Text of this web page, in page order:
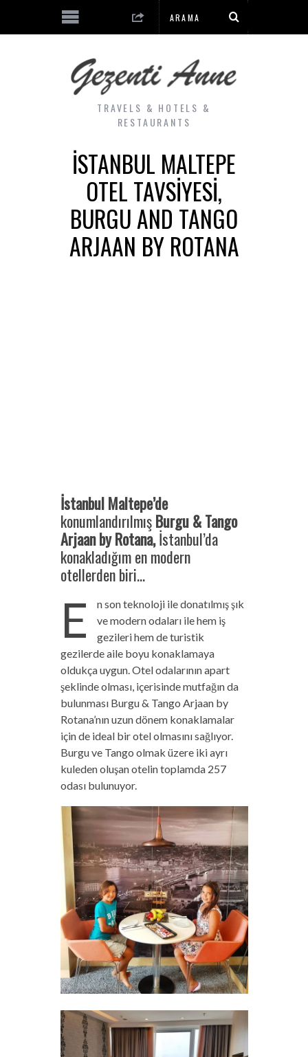
TRAVELS & HOTELS &
RESTAURANTS
İSTANBUL MALTEPE
OTEL TAVSIYESI,
BURGU AND TANGO
ARJAAN BY ROTANA
İstanbul Maltepe’de
konumlandırılmışBurgu & Tango
Arjaanby Rotana,İstanbul’da
konakladığım en modern
otellerden biri…
E
n son teknoloji ile donatılmış şık
ve modern odaları ile hem iş
gezileri hem de turistik
gezilerde aile boyu konaklamaya
oldukça uygun. Otel odalarının apart
şeklinde olması, içerisinde mutfağın da
bulunması Burgu & Tango Arjaan by
Rotana’nın uzun dönem konaklamalar
için de ideal bir otel olmasını sağlıyor.
Burgu ve Tango olmak üzere iki ayrı
kuleden oluşan otelin toplamda 257
odası bulunuyor.